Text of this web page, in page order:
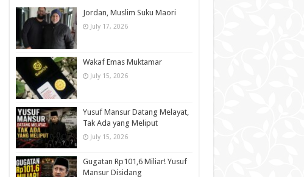
Jordan, Muslim Suku Maori
July 17, 2026
Wakaf Emas Muktamar
July 15, 2026
Yusuf Mansur Datang Melayat,
Tak Ada yang Meliput
July 15, 2026
Gugatan Rp101,6 Miliar! Yusuf
Mansur Disidang